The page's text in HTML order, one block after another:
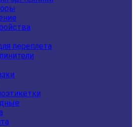
переплета